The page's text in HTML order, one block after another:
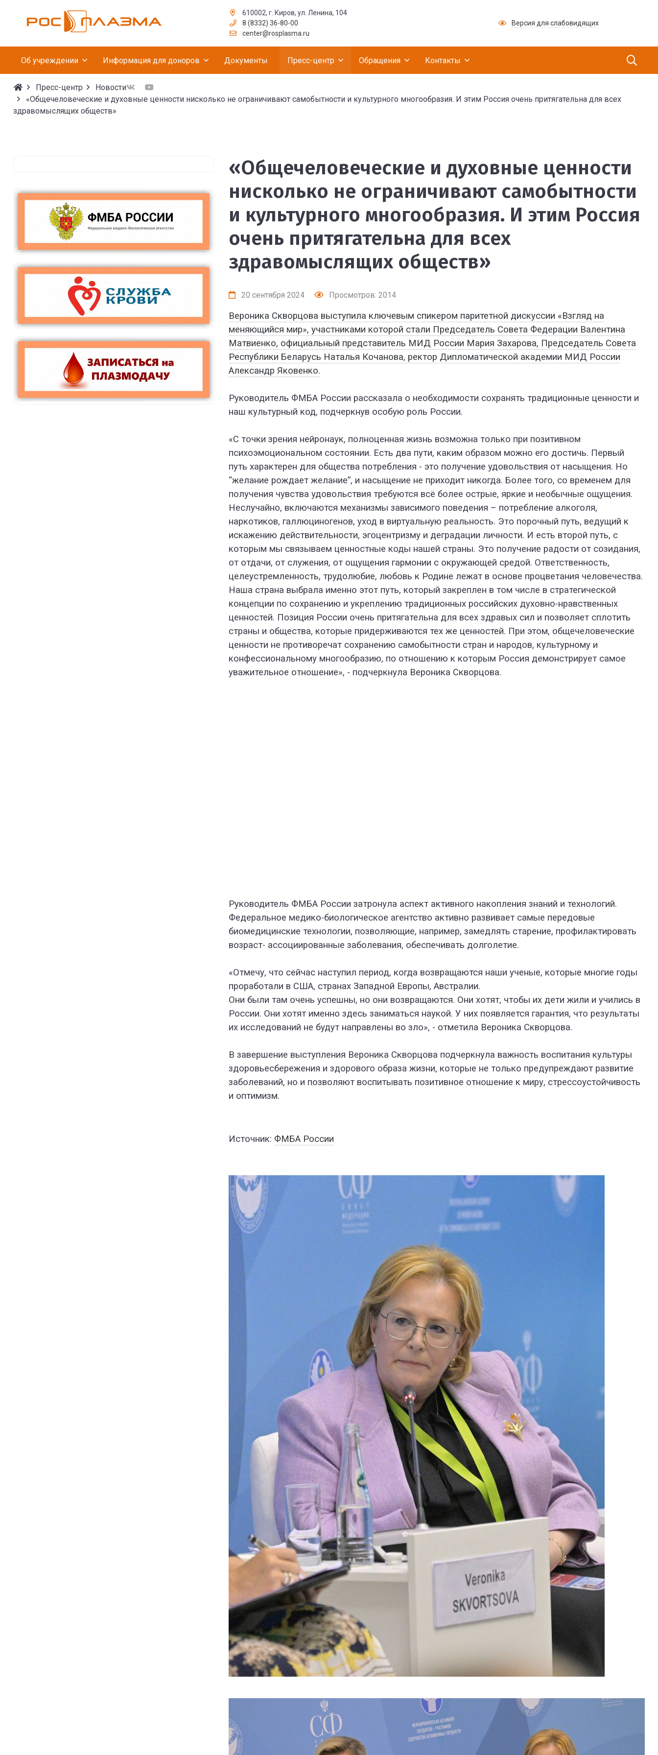
Федеральное государственное бюджетное учреждение «Российский медицинский научно-производственный
610002, г. Киров, ул. Ленина, 104
8 (8332) 36-80-00
center@rosplasma.ru
Версия для слабовидящих
Об учреждении Информация для доноров Документы Пресс-центр Обращения Контакты
Пресс-центр
Новости
«Общечеловеческие и духовные ценности нисколько не ограничивают самобытности и культурного многообразия. И этим Россия очень притягательна для всех
здравомыслящих обществ»
«Общечеловеческие и духовные ценности
нисколько не ограничивают самобытности
и культурного многообразия. И этим Россия
очень притягательна для всех
здравомыслящих обществ»
20 сентября 2024 Просмотров: 2014
Вероника Скворцова выступила ключевым спикером паритетной дискуссии «Взгляд на
меняющийся мир», участниками которой стали Председатель Совета Федерации Валентина
Матвиенко, официальный представитель МИД России Мария Захарова, Председатель Совета
Республики Беларусь Наталья Кочанова, ректор Дипломатической академии МИД России
Александр Яковенко.
Руководитель ФМБА России рассказала о необходимости сохранять традиционные ценности и
наш культурный код, подчеркнув особую роль России.
«С точки зрения нейронаук, полноценная жизнь возможна только при позитивном
психоэмоциональном состоянии. Есть два пути, каким образом можно его достичь. Первый
путь характерен для общества потребления - это получение удовольствия от насыщения. Но
“желание рождает желание”, и насыщение не приходит никогда. Более того, со временем для
получения чувства удовольствия требуются всё более острые, яркие и необычные ощущения.
Неслучайно, включаются механизмы зависимого поведения – потребление алкоголя,
наркотиков, галлюциногенов, уход в виртуальную реальность. Это порочный путь, ведущий к
искажению действительности, эгоцентризму и деградации личности. И есть второй путь, с
которым мы связываем ценностные коды нашей страны. Это получение радости от созидания,
от отдачи, от служения, от ощущения гармонии с окружающей средой. Ответственность,
целеустремленность, трудолюбие, любовь к Родине лежат в основе процветания человечества.
Наша страна выбрала именно этот путь, который закреплен в том числе в стратегической
концепции по сохранению и укреплению традиционных российских духовно-нравственных
ценностей. Позиция России очень притягательна для всех здравых сил и позволяет сплотить
страны и общества, которые придерживаются тех же ценностей. При этом, общечеловеческие
ценности не противоречат сохранению самобытности стран и народов, культурному и
конфессиональному многообразию, по отношению к которым Россия демонстрирует самое
уважительное отношение», - подчеркнула Вероника Скворцова.
Руководитель ФМБА России затронула аспект активного накопления знаний и технологий.
Федеральное медико-биологическое агентство активно развивает самые передовые
биомедицинские технологии, позволяющие, например, замедлять старение, профилактировать
возраст- ассоциированные заболевания, обеспечивать долголетие.
«Отмечу, что сейчас наступил период, когда возвращаются наши ученые, которые многие годы
проработали в США, странах Западной Европы, Австралии.
Они были там очень успешны, но они возвращаются. Они хотят, чтобы их дети жили и учились в
России. Они хотят именно здесь заниматься наукой. У них появляется гарантия, что результаты
их исследований не будут направлены во зло», - отметила Вероника Скворцова.
В завершение выступления Вероника Скворцова подчеркнула важность воспитания культуры
здоровьесбережения и здорового образа жизни, которые не только предупреждают развитие
заболеваний, но и позволяют воспитывать позитивное отношение к миру, стрессоустойчивость
и оптимизм.
Источник: ФМБА России